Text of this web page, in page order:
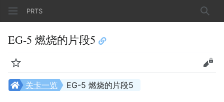
PRTS 搜索
EG-5 燃烧的片段5
监视 查看
EG-5 燃烧的片段5
关卡一览